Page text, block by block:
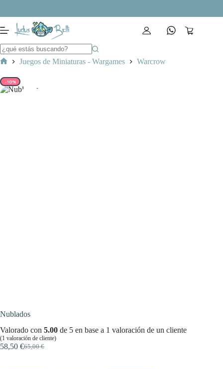
contenido
Carro
Juegos de Miniaturas - Wargames Warcrow
-10%
Nublados
Valorado con 5.00 de 5 en base a 1 valoración de un cliente
(1 valoración de cliente)
65,00€
El
58,50 €El